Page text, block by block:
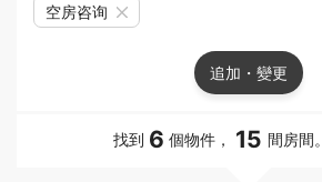
空房咨询
追加・變更
找到 6 個物件， 15 間房間。